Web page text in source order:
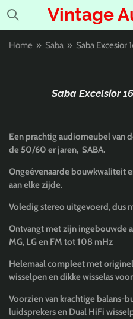
Ga
de
Vintage
Home » Saba » Saba Excesior
Saba Excelsior
Een prachtig audiomeubel van
de 50/60 er jaren, SABA.
Ongeévenaarde bouwkwaliteit
aan elke zijde.
Voledig stereo uitgevoerd, dus
Ontvangt met zijn ingebouwde
MG, LG en FM tot 108 mHz
Helemaal compleet met
wisselpen en dikke wisselas
Voorzien van krachtige balans-
luidsprekers en Dual HiFi